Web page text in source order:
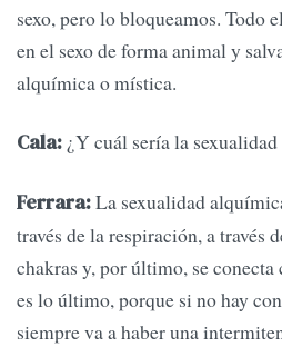
sexo, pero lo bloqueamos. Todo
en el sexo de forma animal y
alquímica o mística.
Cala: ¿Y cuál sería la
Ferrara:La sexualidad
través de la respiración, a través
chakras y, por último, se
es lo último, porque si no hay
siempre va a haber una